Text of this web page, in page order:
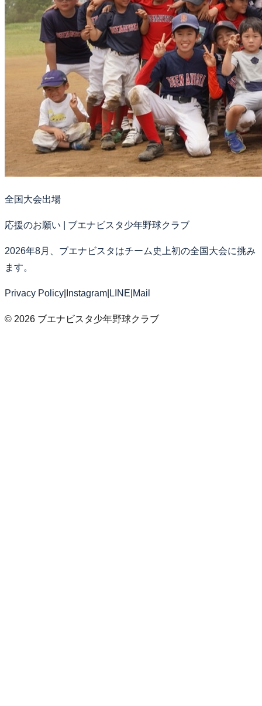
全国大会出場
応援のお願い | ブエナビスタ少年野球クラブ
2026年8月、ブエナビスタはチーム史上初の全国大会に挑み
ます。
Privacy Policy Instagram LINE Mail
© 2026 ブエナビスタ少年野球クラブ